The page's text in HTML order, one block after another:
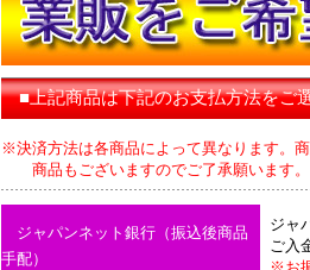
■上記商品は下記のお支払方法をご
※決済方法は各商品によって異なります。
商品もございますのでご了承願います。
ジャパンネット銀行（振込後商品
手配）
ジャ
ご入